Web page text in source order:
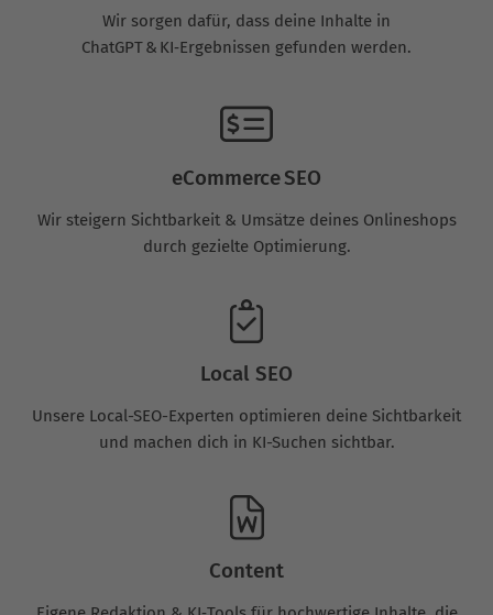
Wir sorgen dafür, dass deine Inhalte in
ChatGPT & KI‑Ergebnissen gefunden werden.
eCommerce SEO
Wir steigern Sichtbarkeit & Umsätze deines Onlineshops
durch gezielte Optimierung.
Local SEO
Unsere Local-SEO-Experten optimieren deine Sichtbarkeit
und machen dich in KI-Suchen sichtbar.
Content